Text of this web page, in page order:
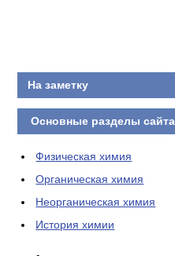
На заметку
Основные разделы сайта
Физическая химия
Органическая химия
Неорганическая химия
История химии